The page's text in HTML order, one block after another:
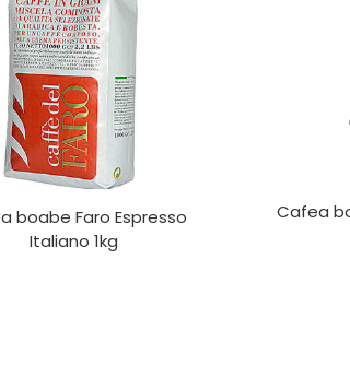
boabe Faro Espresso
Italiano 1kg
Cafea